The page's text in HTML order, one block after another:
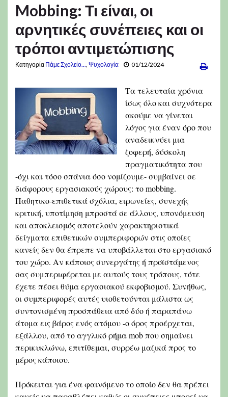
Mobbing: Τι είναι, οι
αρνητικές συνέπειες και οι
τρόποι αντιμετώπισης
Κατηγορία Πάμε Σχολείο... Ψυχολογία 01/12/2024
Τα τελευταία χρόνια
ίσως όλο και συχνότερα
ακούμε να γίνεται
λόγος για έναν όρο που
αναδεικνύει μια
ζοφερή, δύσκολη
πραγματικότητα που
-όχι και τόσο σπάνια όσο νομίζουμε- συμβαίνει σε
διάφορους εργασιακούς χώρους: το mobbing.
Παθητικο-επιθετικά σχόλια, ειρωνείες, συνεχής
κριτική, υποτίμηση μπροστά σε άλλους, υπονόμευση
και αποκλεισμός αποτελούν χαρακτηριστικά
δείγματα επιθετικών συμπεριφορών στις οποίες
κανείς δεν θα έπρεπε να υποβάλλεται στο εργασιακό
του χώρο. Αν κάποιος συνεργάτης ή προϊστάμενος
σας συμπεριφέρεται με αυτούς τους τρόπους, τότε
έχετε πέσει θύμα εργασιακού εκφοβισμού. Συνήθως,
οι συμπεριφορές αυτές υιοθετούνται μάλιστα ως
συντονισμένη προσπάθεια από δύο ή παραπάνω
άτομα εις βάρος ενός ατόμου -ο όρος προέρχεται,
εξάλλου, από το αγγλικό ρήμα mob που σημαίνει
περικυκλώνω, επιτίθεμαι, συρρέω μαζικά προς το
μέρος κάποιου.
Πρόκειται για ένα φαινόμενο το οποίο δεν θα πρέπει